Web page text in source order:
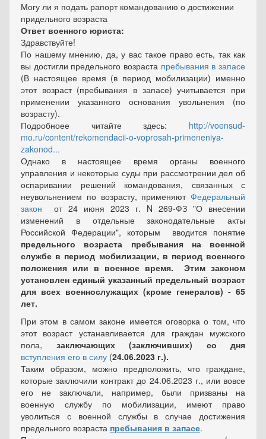
Могу ли я подать рапорт командованию о достижении
придельного возраста
Ответ военного юриста:
Здравствуйте!
По нашему мнению, да, у вас такое право есть, так как
вы достигли предельного возраста пребывания в запасе
(В настоящее время (в период мобилизации) именно
этот возраст (пребывания в запасе) учитывается при
применении указанного основания увольнения (по
возрасту).
Подробноее читайте здесь: http://voensud-
mo.ru/content/rekomendacii-o-voprosah-primeneniya-
zakonod...
Однако в настоящее время органы военного
управления и некоторые суды при рассмотрении дел об
оспаривании решений командования, связанных с
неувольнением по возрасту, применяют Федеральный
закон от 24 июня 2023 г. N 269-ФЗ "О внесении
изменений в отдельные законодательные акты
Российской Федерации", которым вводится понятие
предельного возраста пребывания на военной
службе в период мобилизации, в период военного
положения или в военное время. Этим законом
установлен единый указанный предельный возраст
для всех военнослужащих (кроме генералов) - 65
лет.
При этом в самом законе имеется оговорка о том, что
этот возраст устанавливается для граждан мужского
пола, заключающих (заключивших) со дня
вступления его в силу (24.06.2023 г.).
Таким образом, можно предположить, что граждане,
которые заключили контракт до 24.06.2023 г., или вовсе
его не заключали, например, были призваны на
военную службу по мобилизации, имеют право
уволиться с военной службы в случае достижения
предельного возраста пребывания в запасе.